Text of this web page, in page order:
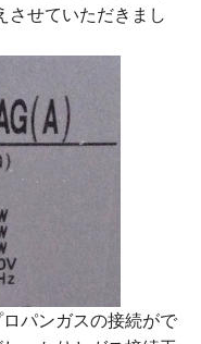
させていただきまし
パンガスの接続がで